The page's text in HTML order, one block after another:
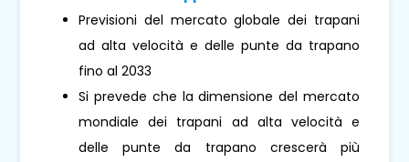
Previsioni del mercato globale dei trapani
ad alta velocità e delle punte da trapano
fino al 2033
Si prevede che la dimensione del mercato
mondiale dei trapani ad alta velocità e
delle punte da trapano crescerà più